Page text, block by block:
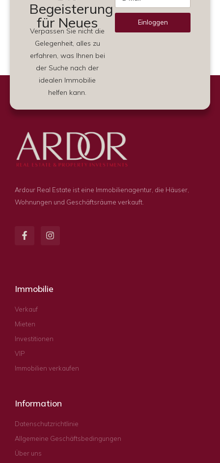
Begeisterung
für Neues
Verpassen Sie nicht die
Gelegenheit, alles zu
erfahren, was Ihnen bei
der Suche nach der
idealen Immobilie
helfen kann.
Einloggen
Ardour Real Estate ist eine Immobilienagentur, die Häuser,
Wohnungen und Geschäftsräume verkauft.
Immobilie
Verkauf
Mieten
Investitionen
VIP
Immobilien verkaufen
Information
Datenschutzrichtlinie
Allgemeine Geschäftsbedingungen
Über uns